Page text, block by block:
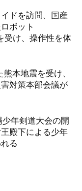
ドを訪問、国産
ボット
受け、操作性を体
本地震を受け、
対策本部会議が
年剣道大会の開
殿下による少年
る